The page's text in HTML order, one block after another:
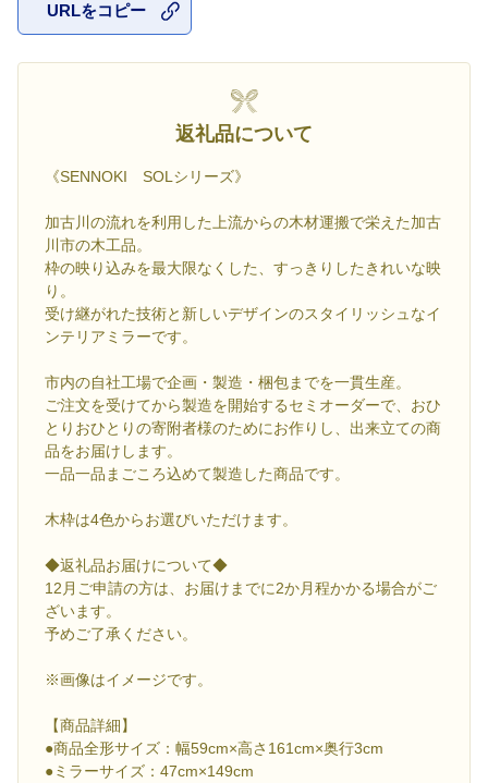
URLをコピー
返礼品について
《SENNOKI SOLシリーズ》
加古川の流れを利用した上流からの木材運搬で栄えた加古
川市の木工品。
枠の映り込みを最大限なくした、すっきりしたきれいな映
り。
受け継がれた技術と新しいデザインのスタイリッシュなイ
ンテリアミラーです。
市内の自社工場で企画・製造・梱包までを一貫生産。
ご注文を受けてから製造を開始するセミオーダーで、おひ
とりおひとりの寄附者様のためにお作りし、出来立ての商
品をお届けします。
一品一品まごころ込めて製造した商品です。
木枠は4色からお選びいただけます。
◆返礼品お届けについて◆
12月ご申請の方は、お届けまでに2か月程かかる場合がご
ざいます。
予めご了承ください。
※画像はイメージです。
【商品詳細】
●商品全形サイズ：幅59cm×高さ161cm×奥行3cm
●ミラーサイズ：47cm×149cm